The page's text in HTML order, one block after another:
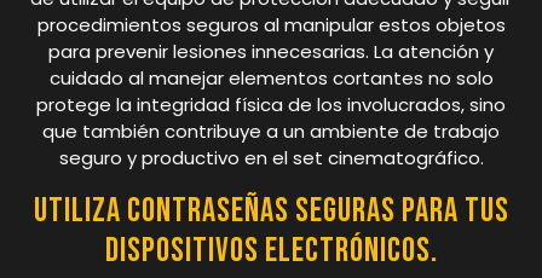
procedimientos seguros al manipular estos objetos
para prevenir lesiones innecesarias. La atención y
cuidado al manejar elementos cortantes no solo
protege la integridad física de los involucrados, sino
que también contribuye a un ambiente de trabajo
seguro y productivo en el set cinematográfico.
Utiliza contraseñas seguras para tus
dispositivos electrónicos.